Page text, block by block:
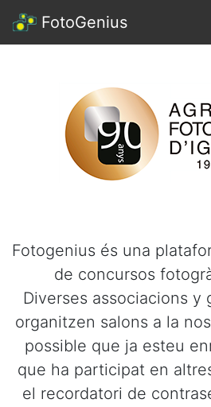
FotoGenius
Fotogenius és una
de concursos
Diverses associacions y
organitzen salons a la
possible que ja esteu
que ha participat en
el recordatori de